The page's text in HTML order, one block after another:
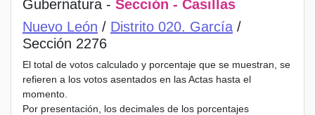
Gubernatura - Sección - Casillas
Nuevo León / Distrito 020. García /
Sección 2276
El total de votos calculado y porcentaje que se muestran, se
refieren a los votos asentados en las Actas hasta el
momento.
Por presentación, los decimales de los porcentajes